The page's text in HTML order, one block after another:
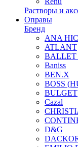
Растворы и
Оправы
Бренд
ANA
ATLANT
BALLET
Baniss
BEN.X
BOSS
BULGET
Cazal
D&G